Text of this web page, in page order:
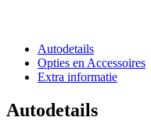
Autodetails
Opties en Accessoires
Extra informatie
Autodetails